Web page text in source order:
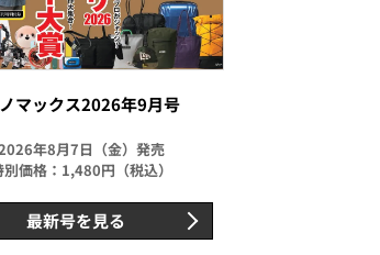
マックス2026年9月号
年8月7日（金）発売
別価格：1,480円（税込）
最新号を見る